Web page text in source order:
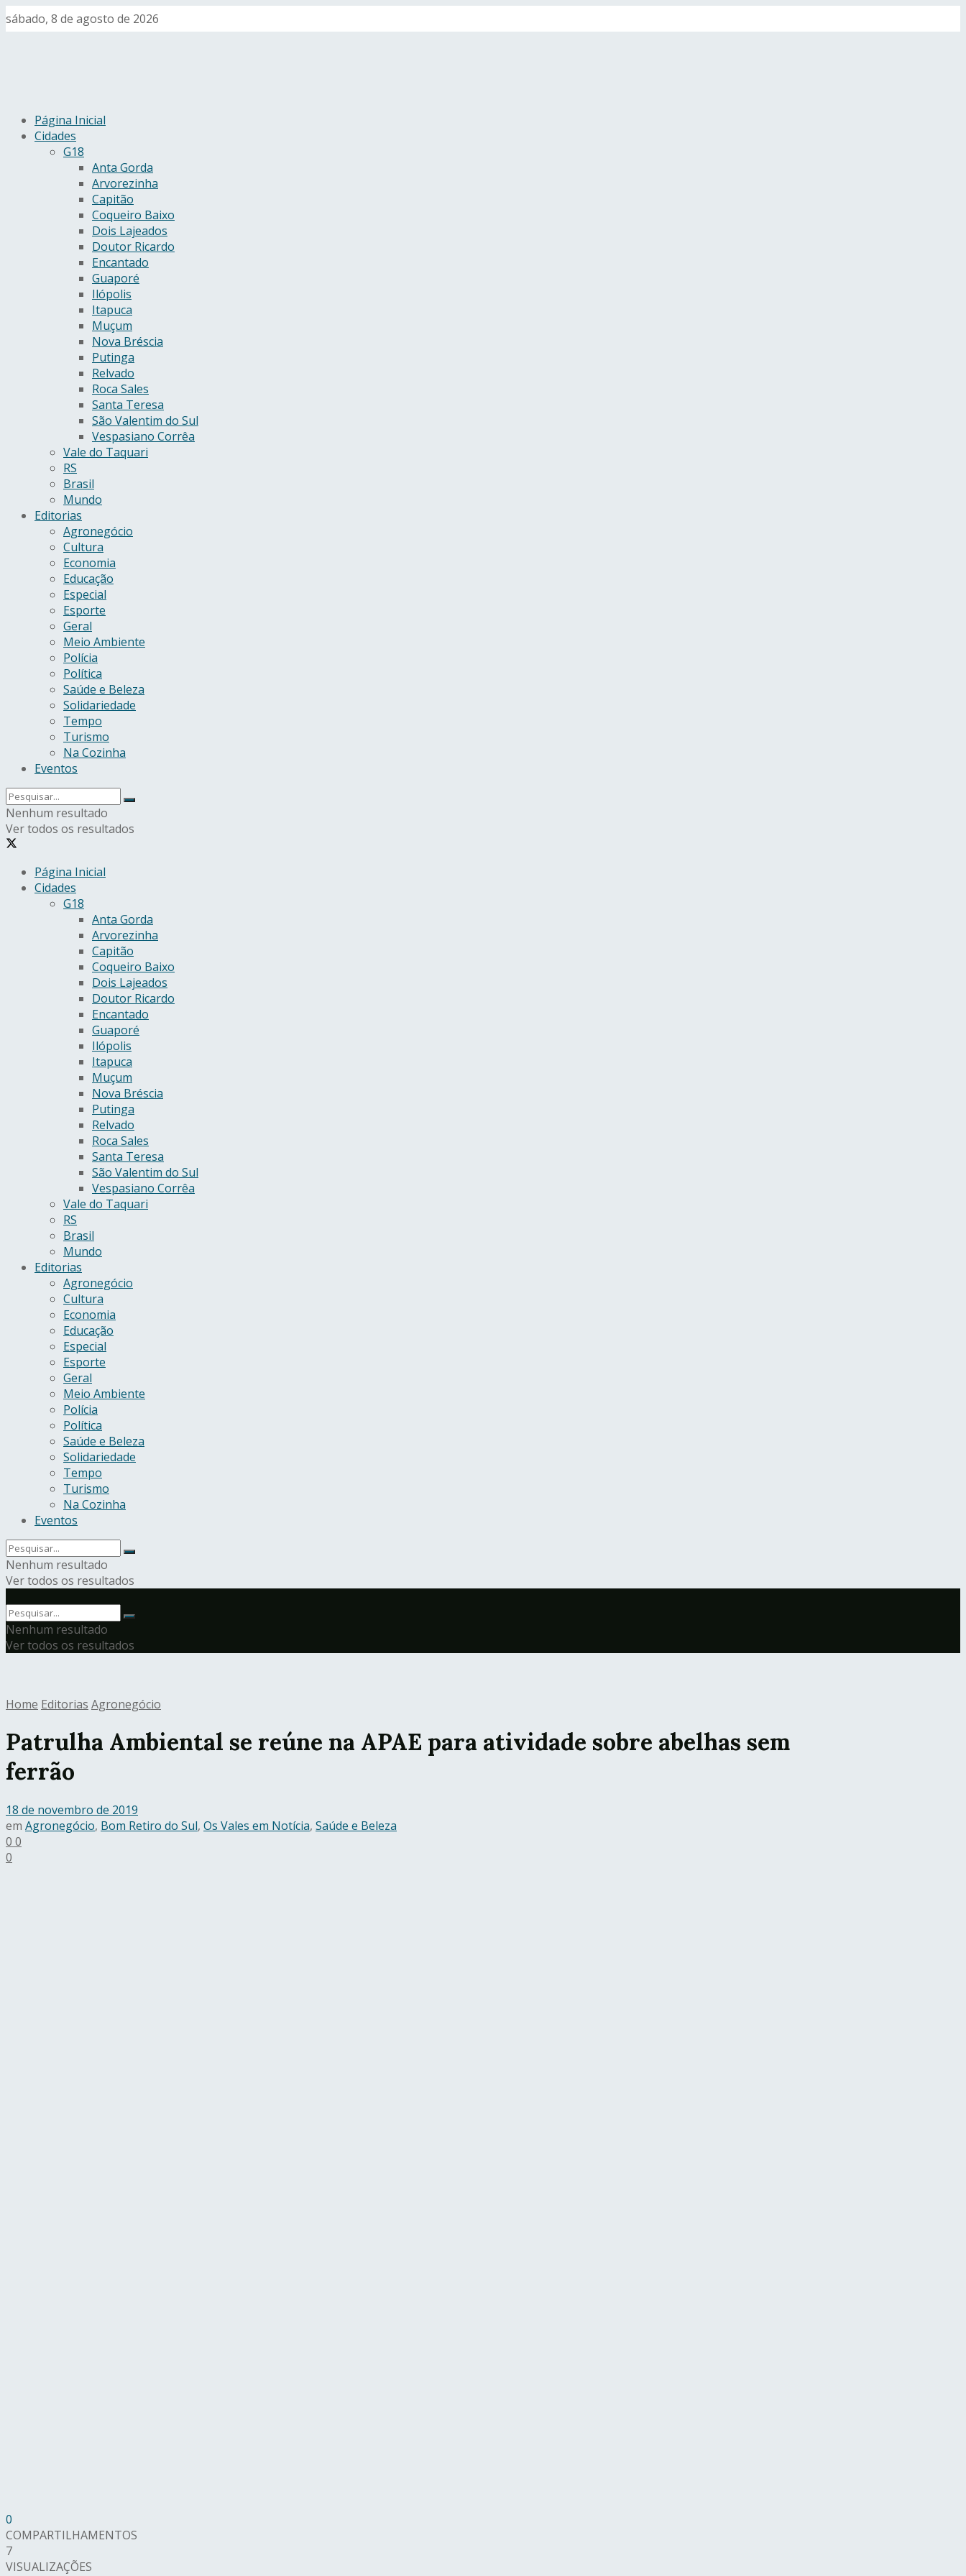
sábado, 8 de agosto de 2026
Página Inicial
Cidades
G18
Anta Gorda
Arvorezinha
Capitão
Coqueiro Baixo
Dois Lajeados
Doutor Ricardo
Encantado
Guaporé
Ilópolis
Itapuca
Muçum
Nova Bréscia
Putinga
Relvado
Roca Sales
Santa Teresa
São Valentim do Sul
Vespasiano Corrêa
Vale do Taquari
RS
Brasil
Mundo
Editorias
Agronegócio
Cultura
Economia
Educação
Especial
Esporte
Geral
Meio Ambiente
Polícia
Política
Saúde e Beleza
Solidariedade
Tempo
Turismo
Na Cozinha
Eventos
Nenhum resultado
Ver todos os resultados
Página Inicial
Cidades
G18
Anta Gorda
Arvorezinha
Capitão
Coqueiro Baixo
Dois Lajeados
Doutor Ricardo
Encantado
Guaporé
Ilópolis
Itapuca
Muçum
Nova Bréscia
Putinga
Relvado
Roca Sales
Santa Teresa
São Valentim do Sul
Vespasiano Corrêa
Vale do Taquari
RS
Brasil
Mundo
Editorias
Agronegócio
Cultura
Economia
Educação
Especial
Esporte
Geral
Meio Ambiente
Polícia
Política
Saúde e Beleza
Solidariedade
Tempo
Turismo
Na Cozinha
Eventos
Nenhum resultado
Ver todos os resultados
Nenhum resultado
Ver todos os resultados
Home Editorias Agronegócio
Patrulha Ambiental se reúne na APAE para atividade sobre abelhas sem
ferrão
18 de novembro de 2019
em Agronegócio, Bom Retiro do Sul, Os Vales em Notícia, Saúde e Beleza
0 0
0
0
COMPARTILHAMENTOS
7
VISUALIZAÇÕES